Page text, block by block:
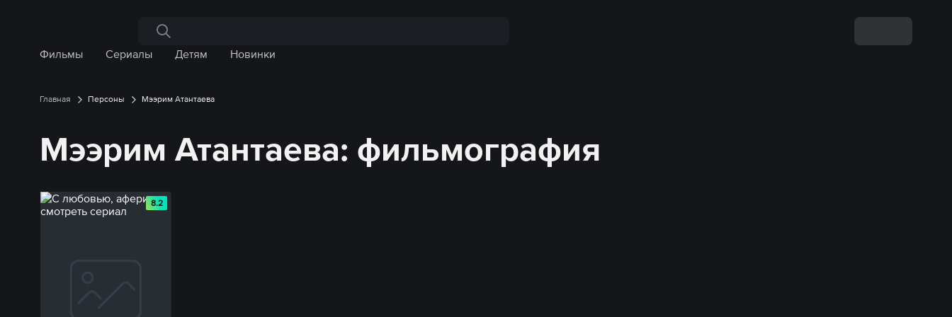
Поиск по сайту
Фильмы
Сериалы Детям Новинки
Главная Персоны Мээрим Атантаева
Мээрим Атантаева: фильмография
8.2